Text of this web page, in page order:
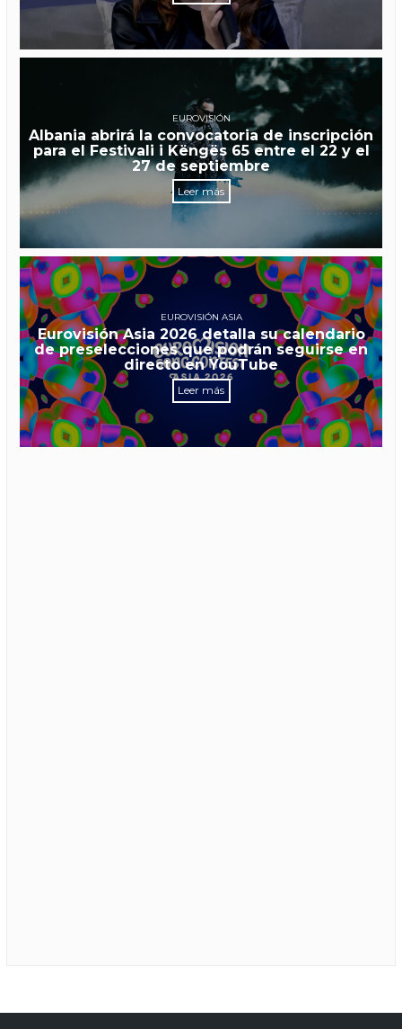
EUROVISIÓN
Albania abrirá la convocatoria de inscripción
para el Festivali i Këngës 65 entre el 22 y el
27 de septiembre
Leer más
EUROVISIÓN ASIA
Eurovisión Asia 2026 detalla su calendario
de preselecciones que podrán seguirse en
directo en YouTube
Leer más